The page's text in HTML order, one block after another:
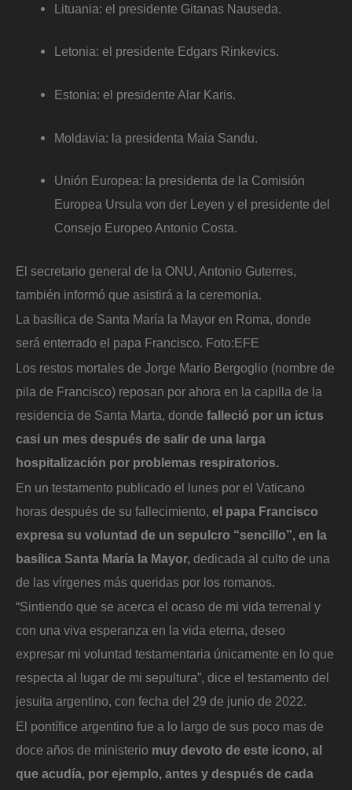
Lituania: el presidente Gitanas Nauseda.
Letonia: el presidente Edgars Rinkevics.
Estonia: el presidente Alar Karis.
Moldavia: la presidenta Maia Sandu.
Unión Europea: la presidenta de la Comisión
Europea Ursula von der Leyen y el presidente del
Consejo Europeo Antonio Costa.
El secretario general de la ONU, Antonio Guterres,
también informó que asistirá a la ceremonia.
La basílica de Santa María la Mayor en Roma, donde
será enterrado el papa Francisco. Foto: EFE
Los restos mortales de Jorge Mario Bergoglio (nombre de
pila de Francisco) reposan por ahora en la capilla de la
residencia de Santa Marta, donde falleció por un ictus
casi un mes después de salir de una larga
hospitalización por problemas respiratorios.
En un testamento publicado el lunes por el Vaticano
horas después de su fallecimiento, el papa Francisco
expresa su voluntad de un sepulcro “sencillo”, en la
basílica Santa María la Mayor, dedicada al culto de una
de las vírgenes más queridas por los romanos.
“Sintiendo que se acerca el ocaso de mi vida terrenal y
con una viva esperanza en la vida eterna, deseo
expresar mi voluntad testamentaria únicamente en lo que
respecta al lugar de mi sepultura”, dice el testamento del
jesuita argentino, con fecha del 29 de junio de 2022.
El pontífice argentino fue a lo largo de sus poco mas de
doce años de ministerio muy devoto de este icono, al
que acudía, por ejemplo, antes y después de cada